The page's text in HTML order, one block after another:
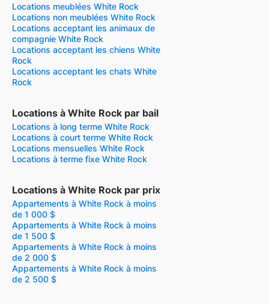
Locations meublées White Rock
Locations non meublées White Rock
Locations acceptant les animaux de
compagnie White Rock
Locations acceptant les chiens White
Rock
Locations acceptant les chats White
Rock
Locations à White Rock par bail
Locations à long terme White Rock
Locations à court terme White Rock
Locations mensuelles White Rock
Locations à terme fixe White Rock
Locations à White Rock par prix
Appartements à White Rock à moins
de 1 000 $
Appartements à White Rock à moins
de 1 500 $
Appartements à White Rock à moins
de 2 000 $
Appartements à White Rock à moins
de 2 500 $